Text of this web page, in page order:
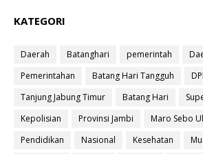
KATEGORI
Daerah Batanghari pemerintah
Pemerintahan
Batang Hari Tangguh
Tanjung Jabung Timur
Batang Hari
Kepolisian
Provinsi Jambi Maro Sebo
Pendidikan
Nasional Kesehatan